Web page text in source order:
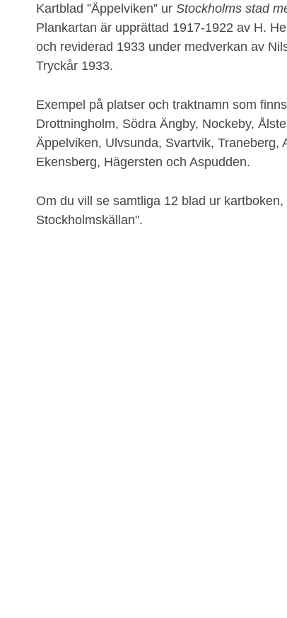
Kartblad ”Äppelviken” ur Stockholms stad
Plankartan är upprättad 1917-1922 av H.
och reviderad 1933 under medverkan av
Tryckår 1933.
Exempel på platser och traktnamn som
Drottningholm, Södra Ängby, Nockeby,
Äppelviken, Ulvsunda, Svartvik, Traneberg,
Ekensberg, Hägersten och Aspudden.
Om du vill se samtliga 12 blad ur
Stockholmskällan".